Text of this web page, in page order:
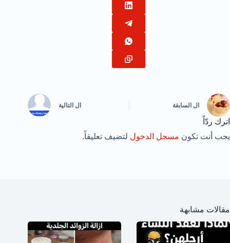
ال السابقة ال التالية
اترك ردّاً
يجب أنت تكون مسجل الدخول لتضيف تعليقاً.
مقالات مشابهة